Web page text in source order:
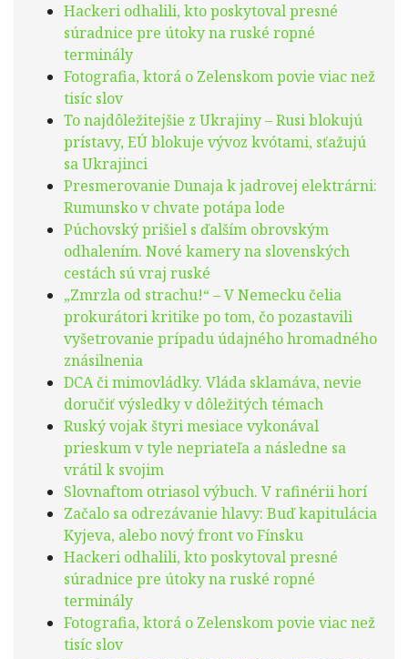
Hackeri odhalili, kto poskytoval presné
súradnice pre útoky na ruské ropné
terminály
Fotografia, ktorá o Zelenskom povie viac než
tisíc slov
To najdôležitejšie z Ukrajiny – Rusi blokujú
prístavy, EÚ blokuje vývoz kvótami, sťažujú
sa Ukrajinci
Presmerovanie Dunaja k jadrovej elektrárni:
Rumunsko v chvate potápa lode
Púchovský prišiel s ďalším obrovským
odhalením. Nové kamery na slovenských
cestách sú vraj ruské
„Zmrzla od strachu!“ – V Nemecku čelia
prokurátori kritike po tom, čo pozastavili
vyšetrovanie prípadu údajného hromadného
znásilnenia
DCA či mimovládky. Vláda sklamáva, nevie
doručiť výsledky v dôležitých témach
Ruský vojak štyri mesiace vykonával
prieskum v tyle nepriateľa a následne sa
vrátil k svojim
Slovnaftom otriasol výbuch. V rafinérii horí
Začalo sa odrezávanie hlavy: Buď kapitulácia
Kyjeva, alebo nový front vo Fínsku
Hackeri odhalili, kto poskytoval presné
súradnice pre útoky na ruské ropné
terminály
Fotografia, ktorá o Zelenskom povie viac než
tisíc slov